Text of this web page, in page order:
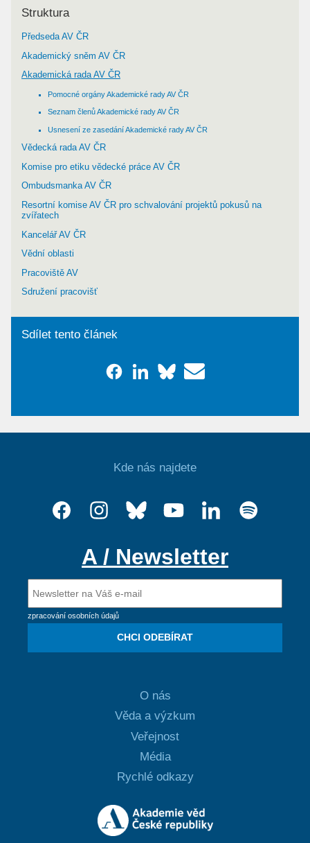
Struktura
Předseda AV ČR
Akademický sněm AV ČR
Akademická rada AV ČR
Pomocné orgány Akademické rady AV ČR
Seznam členů Akademické rady AV ČR
Usnesení ze zasedání Akademické rady AV ČR
Vědecká rada AV ČR
Komise pro etiku vědecké práce AV ČR
Ombudsmanka AV ČR
Resortní komise AV ČR pro schvalování projektů pokusů na
zvířatech
Kancelář AV ČR
Vědní oblasti
Pracoviště AV
Sdružení pracovišť
Sdílet tento článek
Kde nás najdete
A / Newsletter
zpracování osobních údajů
CHCI ODEBÍRAT
O nás
Věda a výzkum
Veřejnost
Média
Rychlé odkazy